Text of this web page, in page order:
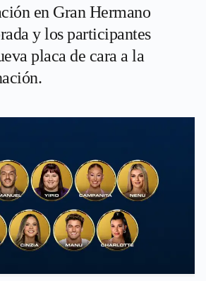
en Gran Hermano
y los participantes
placa de cara a la